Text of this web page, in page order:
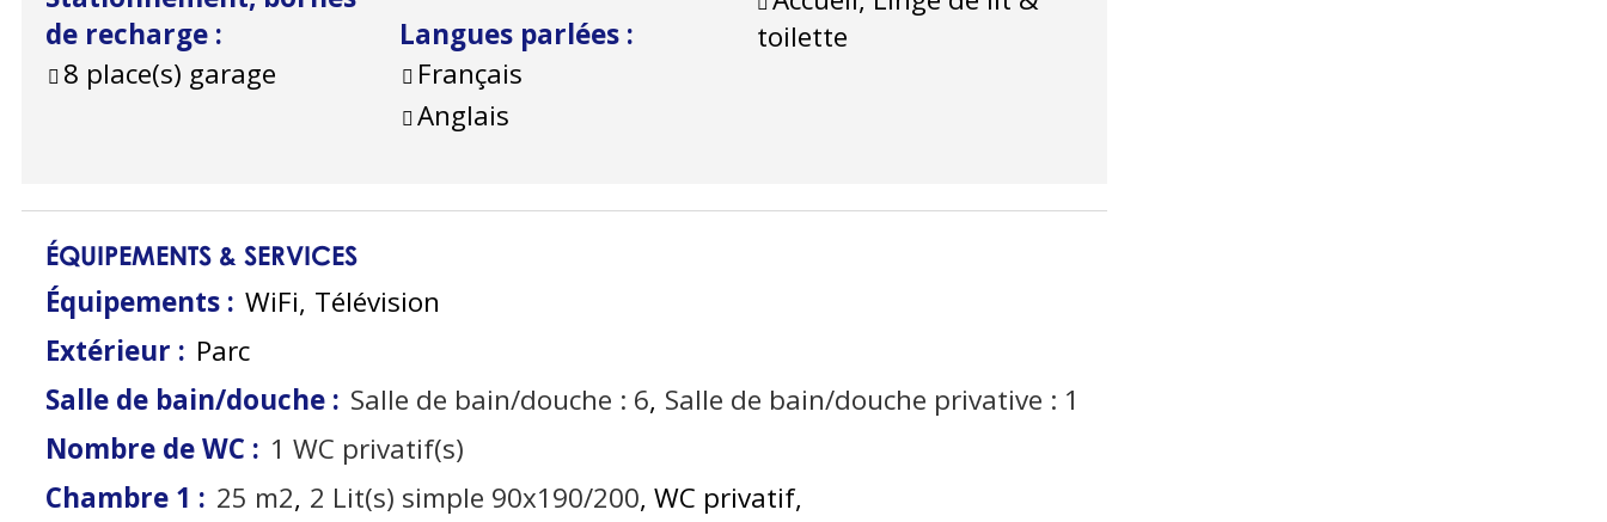
de recharge :
8 place(s) garage
Langues parlées :
Français
Anglais
toilette
ÉQUIPEMENTS & SERVICES
Équipements : WiFi Télévision
Extérieur : Parc
Salle de bain/douche : Salle de bain/douche : 6 Salle de bain/douche privative : 1
Nombre de WC : 1 WC privatif(s)
Chambre 1 : 25 m2 2 Lit(s) simple 90x190/200 WC privatif